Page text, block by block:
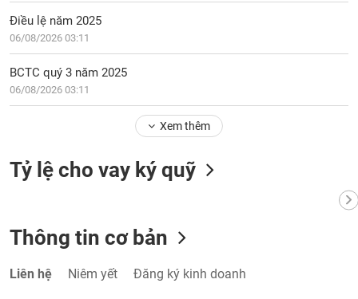
Điều lệ năm 2025
06/08/2026 03:11
BCTC quý 3 năm 2025
06/08/2026 03:11
Xem thêm
Tỷ lệ cho vay ký quỹ
Thông tin cơ bản
Liên hệ Niêm yết Đăng ký kinh doanh